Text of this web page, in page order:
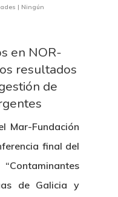
| Ningún
en NOR-
resultados
de
Mar-Fundación
final del
de Galicia y